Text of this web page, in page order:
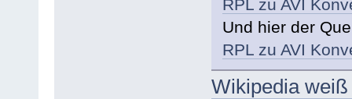
RPL zu AVI
Und hier der
RPL zu AVI
Wikipedia